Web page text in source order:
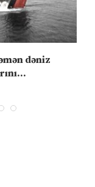
dəniz